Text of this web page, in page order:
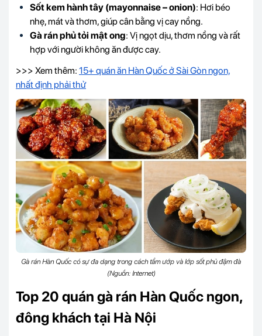
Sốt kem hành tây (mayonnaise – onion): Hơi béo
nhẹ, mát và thơm, giúp cân bằng vị cay nồng.
Gà rán phủ tỏi mật ong: Vị ngọt dịu, thơm nồng và rất
hợp với người không ăn được cay.
>>> Xem thêm: 15+ quán ăn Hàn Quốc ở Sài Gòn ngon,
nhất định phải thử
Gà rán Hàn Quốc có sự đa dạng trong cách tẩm ướp và lớp sốt phủ đậm đà
(Nguồn: Internet)
Top 20 quán gà rán Hàn Quốc ngon,
đông khách tại Hà Nội